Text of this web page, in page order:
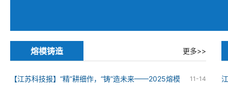
熔模铸造 更多>>
11-14
【江苏科技报】“精”耕细作，“铸”造未来——2025熔模